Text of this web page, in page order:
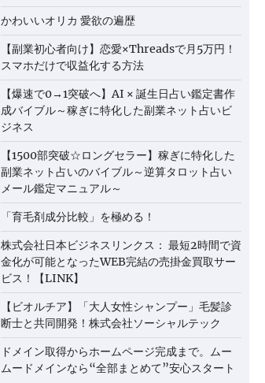
かわいいオリカ 愛欲の遍歴
【副業初心者向け】恋愛×Threadsで月5万円！
スマホだけで収益化する方法
【爆速で0→1突破へ】AI × 誕生日占い鑑定書作
成バイブル～稼ぎに特化した副業ネット占いビ
ジネス
【1500部突破☆ロングセラー】稼ぎに特化した
副業ネット占いのバイブル～逆算タロット占い
メール鑑定マニュアル～
「育毛剤成分比較」を極める！
株式会社日本ビジネスリンクス： 最短2時間で資
金化が可能となったWEB完結の売掛金買取サー
ビス！【LINK】
【ビオルチア】「大人女性シャンプー」毛髪診
断士と共同開発！株式会社ソーシャルテック
ドメイン取得からホームページ完成まで。ムー
ムードメインなら“全部まとめて”安心スタート